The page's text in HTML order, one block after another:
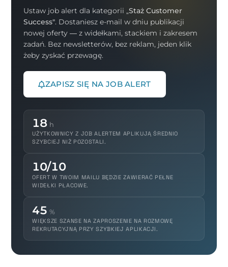
Ustaw job alert dla kategorii„Staż Customer
Success". Dostaniesz e-mail w dniu publikacji
nowej oferty — z widełkami, stackiem i zakresem
zadań. Bez newsletterów, bez reklam, jeden klik
żeby zyskać przewagę.
ZAPISZ SIĘ NA JOB ALERT
18 h
UŻYTKOWNICY Z JOB ALERTEM APLIKUJĄ ŚREDNIO
SZYBCIEJ NIŻ POZOSTALI.
10/10
OFERT W TWOIM MAILU BĘDZIE ZAWIERAĆ PEŁNE
WIDEŁKI PŁACOWE.
45 %
WIĘKSZE SZANSE NA ZAPROSZENIE NA ROZMOWĘ
REKRUTACYJNĄ PRZY SZYBKIEJ APLIKACJI.